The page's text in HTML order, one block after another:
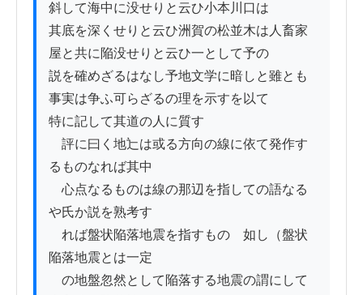
斜して海中に没せりと云ひ小本川口は
其底を深くせりと云ひ洲賀の松並木は人畜家
屋と共に陥没せりと云ひ一として予の
説を確めざるはなし予地文学に暗しと雖とも
事実は争ふ可らざるの理を示すを以て
特に記して其道の人に質す
評に曰く地辷は或る方向の線に依て発作す
るものなれば其中
心点なるものは線の那辺を指しての語なる
や氏か説を熟考す
れば盤状陥落地震を指すものゝ如し（盤状
陥落地震とは一定
の地盤忽然として陥落する地震の謂にして